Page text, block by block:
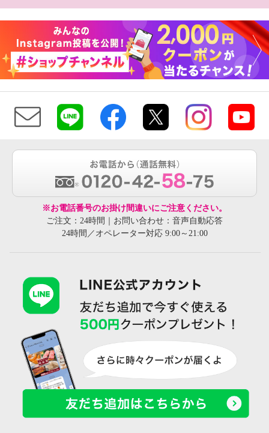
※お電話番号のお掛け間違いにご注意ください。
ご注文：24時間｜お問い合わせ：音声自動応答
24時間／オペレーター対応 9:00～21:00